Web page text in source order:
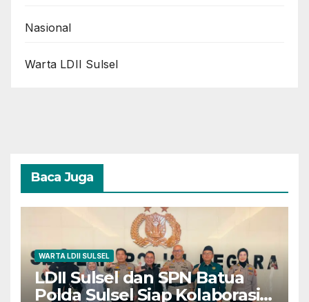
Nasional
Warta LDII Sulsel
Baca Juga
WARTA LDII SULSEL
LDII Sulsel dan SPN Batua
Polda Sulsel Siap Kolaborasi